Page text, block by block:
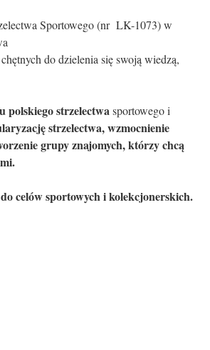
Sportowego (nr LK-1073) w
do dzielenia się swoją wiedzą,
polskiego strzelectwasportowego i
strzelectwa, wzmocnienie
grupy znajomych, którzy chcą
celów sportowych i kolekcjonerskich.